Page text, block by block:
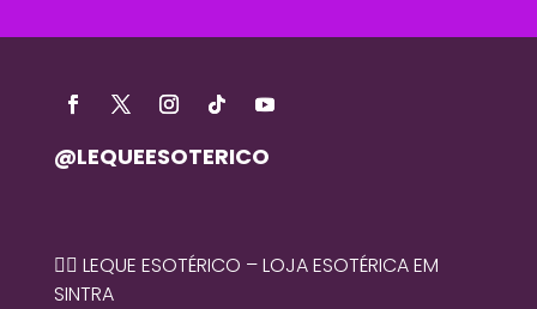
@LEQUEESOTERICO
🧙‍♀️ LEQUE ESOTÉRICO – LOJA ESOTÉRICA EM
SINTRA